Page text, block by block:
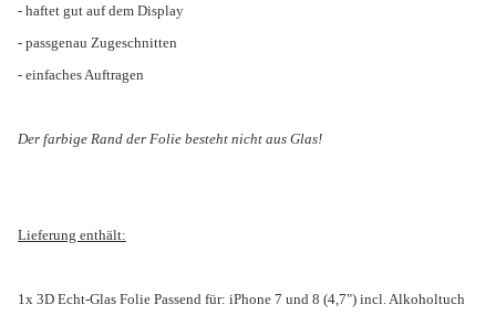
- haftet gut auf dem Display
- passgenau Zugeschnitten
- einfaches Auftragen
Der farbige Rand der Folie besteht nicht aus Glas!
Lieferung enthält:
1x 3D Echt-Glas Folie Passend für: iPhone 7 und 8 (4,7") incl. Alkoholtuch